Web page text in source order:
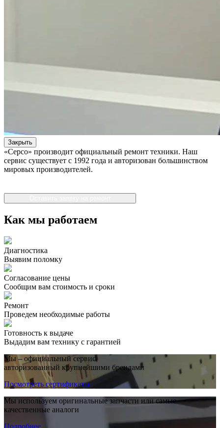
Закрыть
«Серсо» производит официальный ремонт техники. Наш
сервис существует с 1992 года и авторизован большинством
мировых производителей.
Как мы работаем
Диагностика
Выявим поломку
Согласование цены
Сообщим вам стоимость и сроки
Ремонт
Проведем необходимые работы
Готовность к выдаче
Выдадим вам технику с гарантией
Мы – официальный сервис,
авторизованный крупнейшими брендами
Посмотреть сертификаты
Мы используем оригинальные запчасти или самые
качественные аналоги
Подробнее